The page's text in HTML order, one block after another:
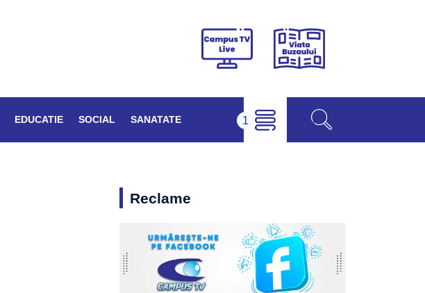
Campus
Viața
EDUCATIE SOCIAL SANATATE
Reclame